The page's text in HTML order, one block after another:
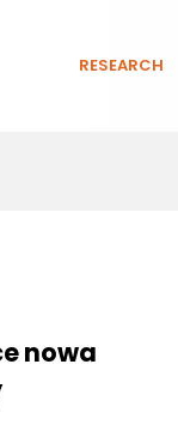
RESEARCH
nowa